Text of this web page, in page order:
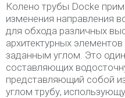
Колено трубы Docke
изменения направления
для обхода различных
архитектурных
заданным углом. Это
составляющих
представляющий собой
углом трубу,